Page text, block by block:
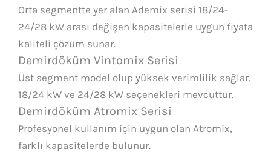
Orta segmentte yer alan Ademix serisi 18/24-
24/28 kW arası değişen kapasitelerle uygun fiyata
kaliteli çözüm sunar.
Demirdöküm Vintomix Serisi
Üst segment model olup yüksek verimlilik sağlar.
18/24 kW ve 24/28 kW seçenekleri mevcuttur.
Demirdöküm Atromix Serisi
Profesyonel kullanım için uygun olan Atromix,
farklı kapasitelerde bulunur.